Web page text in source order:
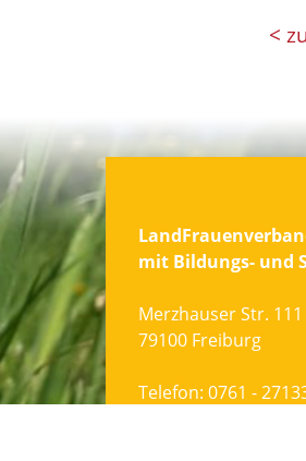
<
mit Bildungs- und
Merzhauser Str. 111
79100 Freiburg
Telefon: 0761 -